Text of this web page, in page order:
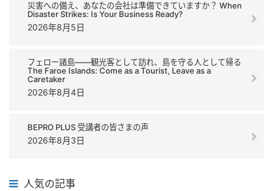
災害への備え、あなたの会社は準備できていますか？ When
Disaster Strikes: Is Your Business Ready?
2026年8月5日
フェロー諸島――観光客として訪れ、島を守る人として帰る
The Faroe Islands: Come as a Tourist, Leave as a
Caretaker
2026年8月4日
BEPRO PLUS 受講者の皆さまの声
2026年8月3日
人気の記事